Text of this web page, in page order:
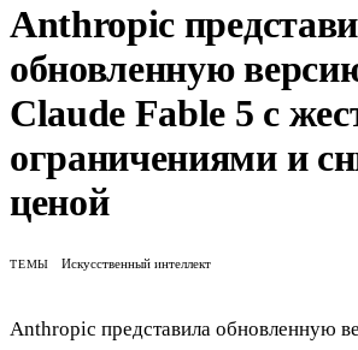
Anthropic
обновленную
Claude Fable 5 с
ограничениями и
ценой
ТЕМЫ Искусственный интеллект
Anthropic представила обновленную